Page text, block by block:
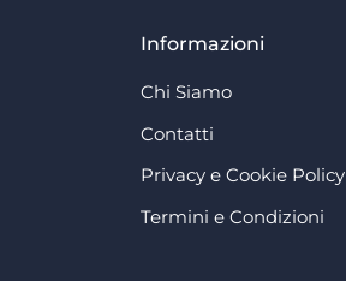
Informazioni
Chi Siamo
Contatti
Privacy e Cookie Policy
Termini e Condizioni